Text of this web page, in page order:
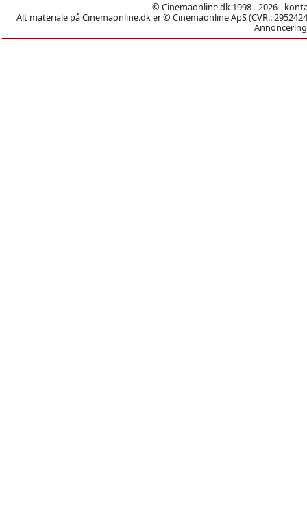
© Cinemaonline.dk 1998 - 2026 -
Alt materiale på Cinemaonline.dk er © Cinemaonline ApS (CVR.: